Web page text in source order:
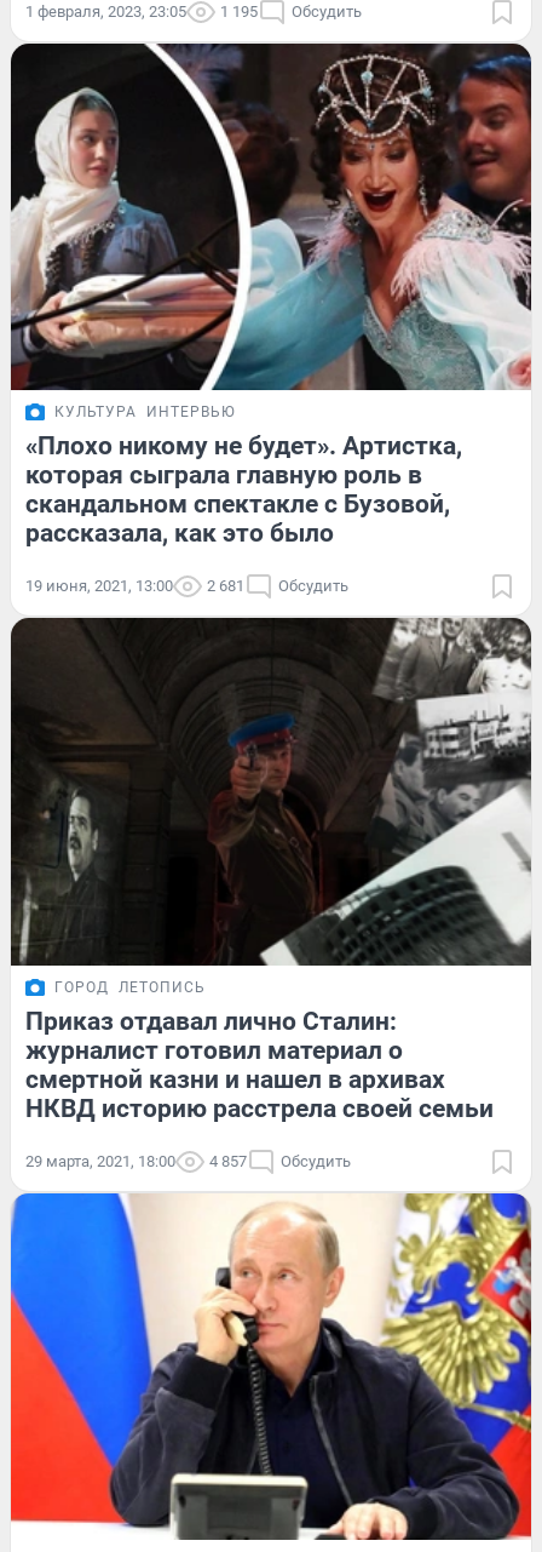
1 февраля, 2023, 23:05 1 195 Обсудить
КУЛЬТУРА ИНТЕРВЬЮ
«Плохо никому не будет». Артистка,
которая сыграла главную роль в
скандальном спектакле с Бузовой,
рассказала, как это было
19 июня, 2021, 13:00 2 681 Обсудить
ГОРОД ЛЕТОПИСЬ
Приказ отдавал лично Сталин:
журналист готовил материал о
смертной казни и нашел в архивах
НКВД историю расстрела своей семьи
29 марта, 2021, 18:00 4 857 Обсудить